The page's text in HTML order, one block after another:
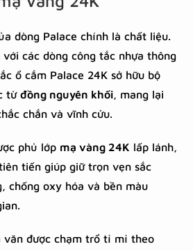
dòng Palace chính là chất liệu.
các dòng công tắc nhựa thông
ổ cắm Palace 24K sở hữu bộ
từđồng nguyên khối, mang lại
chắn và vĩnh cửu.
phủ lớp mạ vàng 24K lấp lánh,
tiến giúp giữ trọn vẹn sắc
chống oxy hóa và bền màu
văn được chạm trổ tỉ mỉ theo